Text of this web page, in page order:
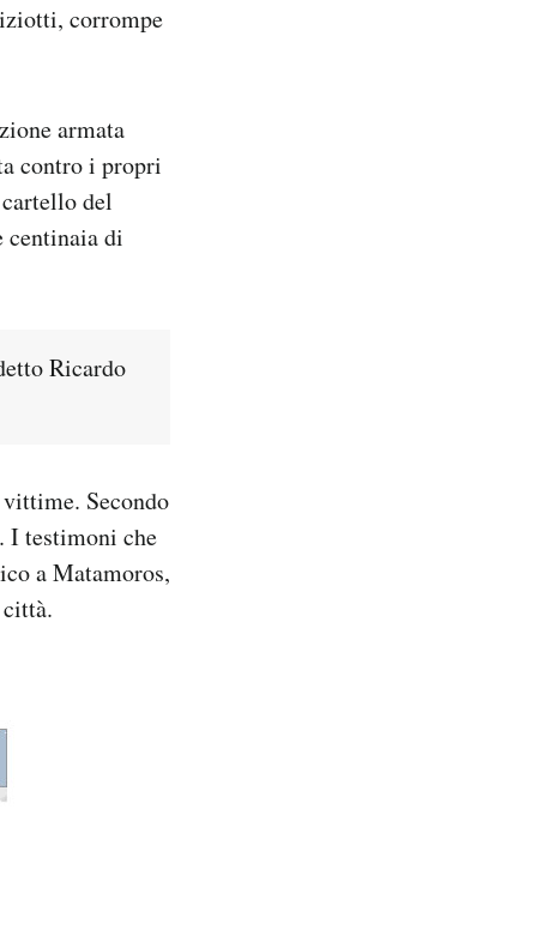
corrompe
armata
contro i propri
del
centinaia di
Ricardo
Secondo
I testimoni che
a Matamoros,